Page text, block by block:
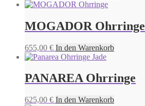
MOGADOR Ohrringe
655,00 € In den Warenkorb
PANAREA Ohrringe
625,00 € In den Warenkorb